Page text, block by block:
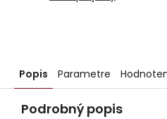
Popis Parametre
Podrobný popis